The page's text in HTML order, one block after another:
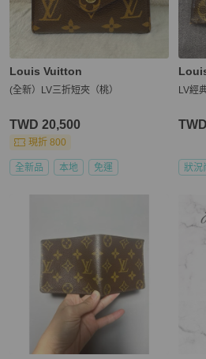
Louis Vuitton
(全新）LV三折短夾（桃）
TWD 20,500
現折 800
全新品 本地 免運
LV經
狀況